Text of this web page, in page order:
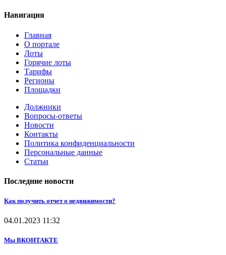
Навигация
Главная
О портале
Лоты
Горячие лоты
Тарифы
Регионы
Площадки
Должники
Вопросы-ответы
Новости
Контакты
Политика конфиденциальности
Персональные данные
Статьи
Последние новости
Как получить отчет о недвижимости?
04.01.2023 11:32
Мы ВКОНТАКТЕ